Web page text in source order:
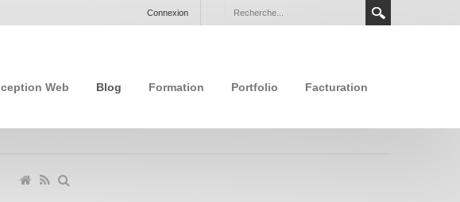
Connexion
Web Blog Formation Portfolio Facturation